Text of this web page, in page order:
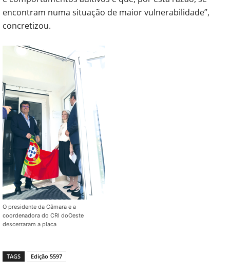
encontram numa situação de maior vulnerabilidade”,
concretizou.
O presidente da Câmara e a
coordenadora do CRI doOeste
descerraram a placa
TAGS Edição 5597